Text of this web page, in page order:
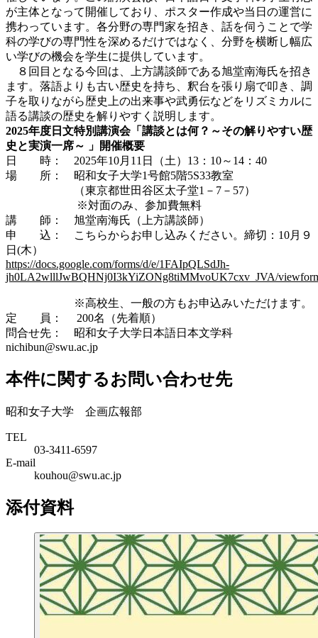
が主体となって開催しており、ポスター作成や当日の運営に
携わっています。各分野の専門家を招き、話を伺うことで学
科の学びの専門性を深めるだけではなく、分野を横断し幅広
い学びの機会を学生に提供しています。
８回目となる今回は、上方講談師である旭堂南海氏を招き
ます。落語よりも古い歴史を持ち、釈台を張り扇で叩き、調
子を取りながら歴史上の出来事や武勇伝などをリズミカルに
語る講談の歴史を解りやすく説明します。
2025年度日文特別講演会「講談とは何？～その解りやすい歴
史と実演一席～ 」開催概要
日 時： 2025年10月11日（土）13：10～14：40
場 所： 昭和女子大学1号館5階5S33教室
（東京都世田谷区太子堂1－7－57）
※対面のみ、参加費無料
講 師： 旭堂南海氏（上方講談師）
申 込： こちらからお申し込みください。締切：10月９
日(木）
https://docs.google.com/forms/d/e/1FAIpQLSdJh-
jh0LA2wlllJwBQHNj0I3kYiZONg8tiMMvoUK7cxv_JVA/
※高校生、一般の方もお申込みいただけます。
定 員： 200名（先着順）
問合せ先： 昭和女子大学日本語日本文学科
nichibun@swu.ac.jp
本件に関するお問い合わせ先
昭和女子大学 企画広報部
TEL
03-3411-6597
E-mail
kouhou@swu.ac.jp
添付資料